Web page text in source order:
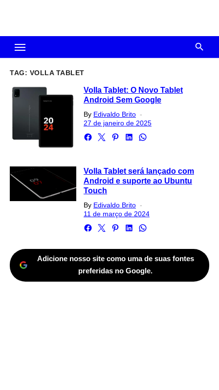
TAG: VOLLA TABLET
Volla Tablet: O Novo Tablet
Android Sem Google
By Edivaldo Brito
on
27 de janeiro de 2025
Volla Tablet será lançado com
Android e suporte ao Ubuntu
Touch
By Edivaldo Brito
on
11 de março de 2024
Adicione nosso site como uma de suas fontes
preferidas no Google.